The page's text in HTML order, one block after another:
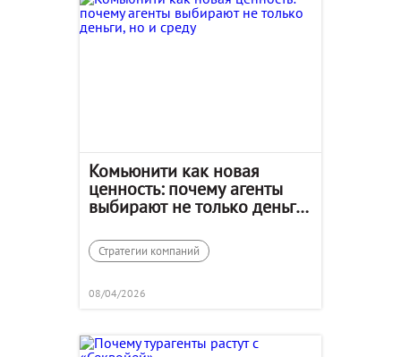
Комьюнити как новая
ценность: почему агенты
выбирают не только деньги,
Стратегии компаний
08/04/2026